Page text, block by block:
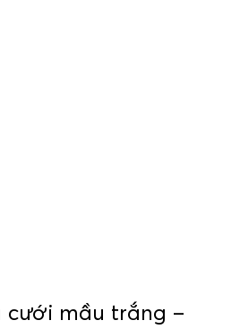
cưới mầu trắng –